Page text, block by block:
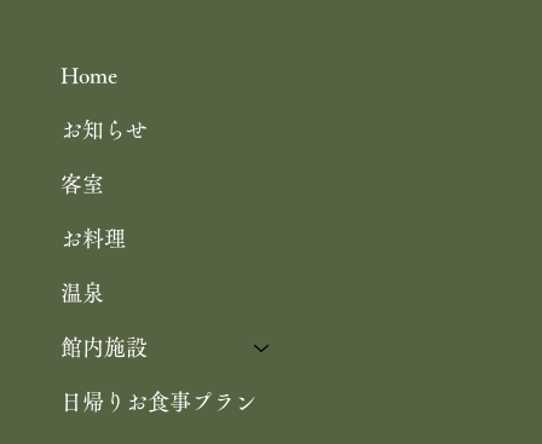
Home
お知らせ
客室
お料理
温泉
館内施設
日帰りお食事プラン